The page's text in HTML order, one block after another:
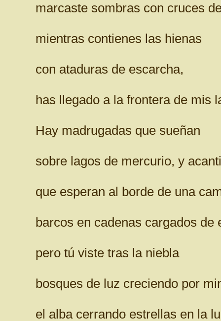
marcaste sombras con cruces
mientras contienes las hienas
con ataduras de escarcha,
has llegado a la frontera de mis
Hay madrugadas que sueñan
sobre lagos de mercurio, y
que esperan al borde de una
barcos en cadenas cargados de
pero tú viste tras la niebla
bosques de luz creciendo por
el alba cerrando estrellas en la